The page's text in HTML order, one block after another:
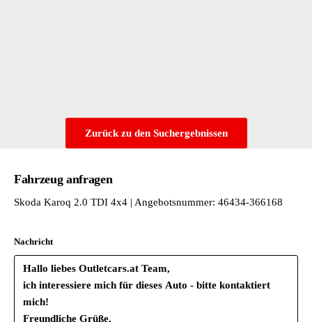
Tankdeckel
Transportschutzfolie (Mindestschutz) mit zus.
Wartungsintervallverlängerung
Zurück zu den Suchergebnissen
Fahrzeug anfragen
Skoda Karoq 2.0 TDI 4x4 | Angebotsnummer: 46434-366168
Nachricht